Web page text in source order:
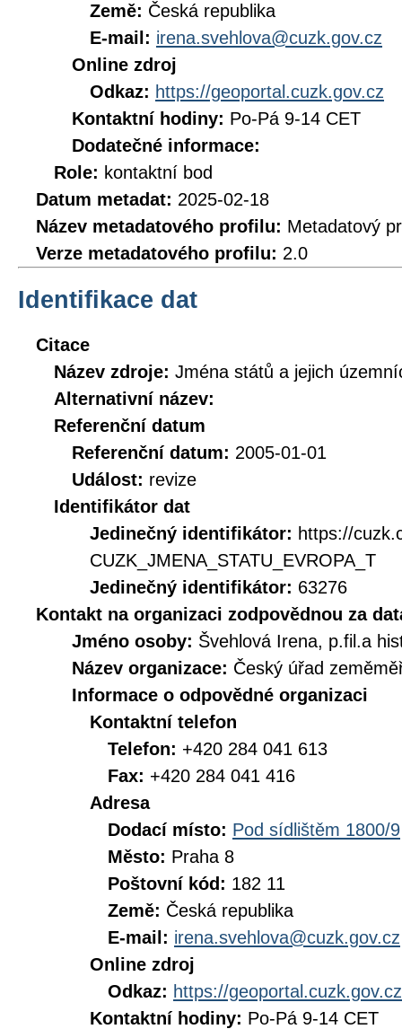
Země: Česká republika
E-mail: irena.svehlova@cuzk.gov.cz
Online zdroj
Odkaz: https://geoportal.cuzk.gov.cz
Kontaktní hodiny: Po-Pá 9-14 CET
Dodatečné informace:
Role: kontaktní bod
Datum metadat: 2025-02-18
Název metadatového profilu: Metadatový
Verze metadatového profilu: 2.0
Identifikace dat
Citace
Název zdroje: Jména států a jejich
Alternativní název:
Referenční datum
Referenční datum: 2005-01-01
Událost: revize
Identifikátor dat
Jedinečný identifikátor: https://
CUZK_JMENA_STATU_EVROPA_T
Jedinečný identifikátor: 63276
Kontakt na organizaci zodpovědnou za
Jméno osoby: Švehlová Irena, p.fil.a
Název organizace: Český úřad
Informace o odpovědné organizaci
Kontaktní telefon
Telefon: +420 284 041 613
Fax: +420 284 041 416
Adresa
Dodací místo: Pod sídlištěm 1800/9
Město: Praha 8
Poštovní kód: 182 11
Země: Česká republika
E-mail: irena.svehlova@cuzk.gov.cz
Online zdroj
Odkaz: https://geoportal.cuzk.gov.cz
Kontaktní hodiny: Po-Pá 9-14 CET